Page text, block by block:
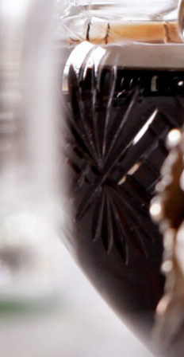
du-Pape
Logga in för att se priset
Art.nr: 20182-01
Information
Producent
Årgång
Land
Område
Färg Rött
75cl